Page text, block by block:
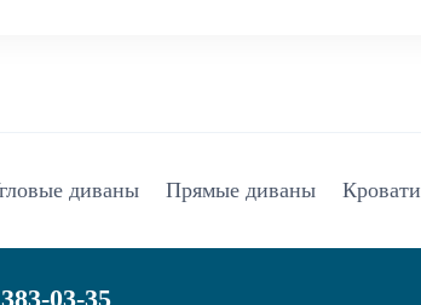
диваны Прямые диваны Кровати
03-35